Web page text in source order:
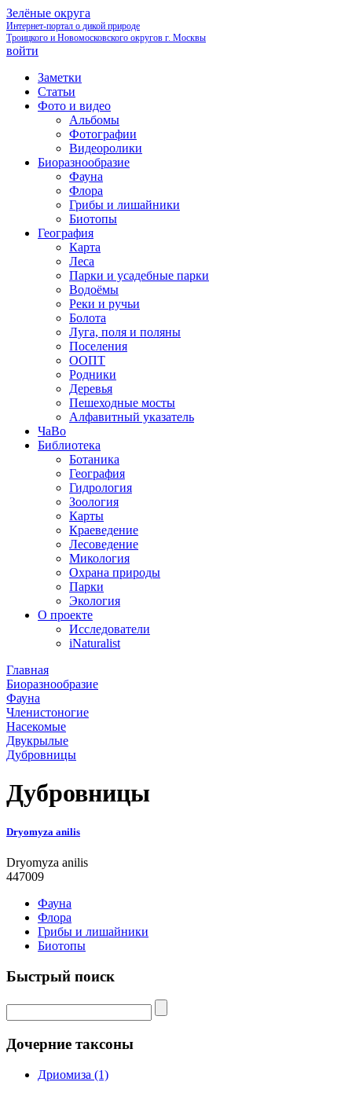
Зелёные округа
Интернет-портал о дикой природе
Троицкого и Новомосковского округов г. Москвы
войти
Заметки
Статьи
Фото и видео
Альбомы
Фотографии
Видеоролики
Биоразнообразие
Фауна
Флора
Грибы и лишайники
Биотопы
География
Карта
Леса
Парки и усадебные парки
Водоёмы
Реки и ручьи
Болота
Луга, поля и поляны
Поселения
ООПТ
Родники
Деревья
Пешеходные мосты
Алфавитный указатель
ЧаВо
Библиотека
Ботаника
География
Гидрология
Зоология
Карты
Краеведение
Лесоведение
Микология
Охрана природы
Парки
Экология
О проекте
Исследователи
iNaturalist
Главная
Биоразнообразие
Фауна
Членистоногие
Насекомые
Двукрылые
Дубровницы
Дубровницы
Dryomyza anilis
Dryomyza anilis
447009
Фауна
Флора
Грибы и лишайники
Биотопы
Быстрый поиск
Дочерние таксоны
Дриомиза (1)